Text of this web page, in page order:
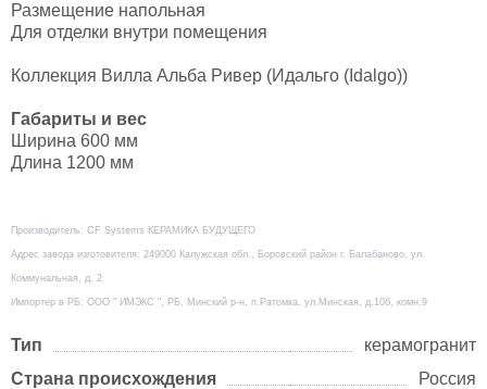
Размещение напольная
Для отделки внутри помещения
Коллекция Вилла Альба Ривер (Идальго (Idalgo))
Габариты и вес
Ширина 600 мм
Длина 1200 мм
Производитель: CF Systems КЕРАМИКА БУДУЩЕГО
Адрес завода изготовителя: 249000 Калужская обл., Боровский район г. Балабаново, ул.
Коммунальная, д. 2
Импортер в РБ: ООО " ИМЭКС ", РБ, Минский р-н, п.Ратомка, ул.Минская, д.10б, комн.9
Тип
керамогранит
Страна происхождения
Россия